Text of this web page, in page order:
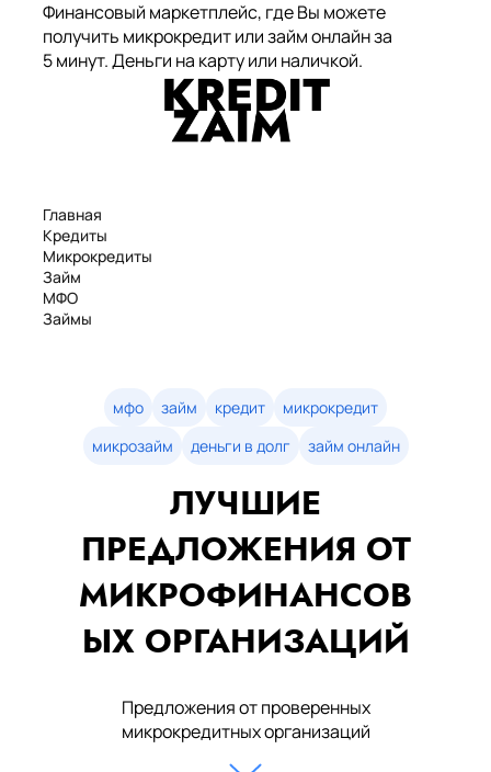
Финансовый маркетплейс, где Вы можете
получить микрокредит или займ онлайн за
5 минут. Деньги на карту или наличкой.
Главная
Кредиты
Микрокредиты
Займ
МФО
Займы
Займы онлайн
Денежные кредиты
мфо займ кредит
микрокредит
микрозайм
деньги в долг займ онлайн
ЛУЧШИЕ
ПРЕДЛОЖЕНИЯ ОТ
МИКРОФИНАНСОВ
ЫХ ОРГАНИЗАЦИЙ
Предложения от проверенных
микрокредитных организаций